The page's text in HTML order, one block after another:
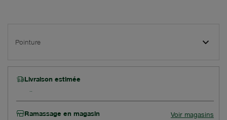
Pointure
Livraison estimée
Ramassage en magasin Voir magasins